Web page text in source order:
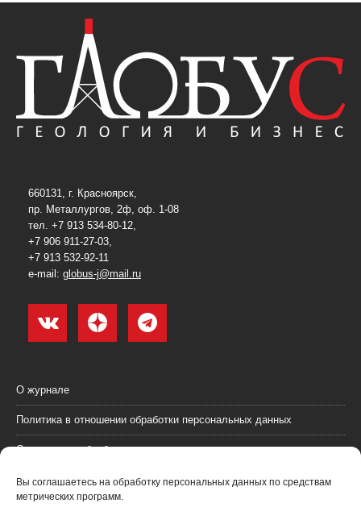
Вы соглашаетесь на обработку персональных данных по средствам
метрических программ.
660131, г. Красноярск,
пр. Металлургов, 2ф, оф. 1-08
тел. +7 913 534-80-12,
+7 906 911-27-03,
+7 913 532-92-11
e-mail: globus-j@mail.ru
О журнале
Политика в отношении обработки персональных данных
Согласие на обработку персональных данных
Пользовательское соглашение (оферта)